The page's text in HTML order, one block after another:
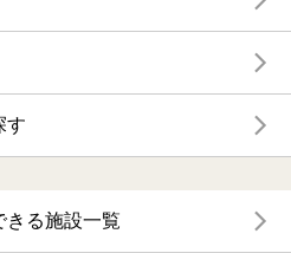
す
きる施設一覧